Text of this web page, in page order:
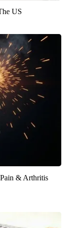
US
& Arthritis